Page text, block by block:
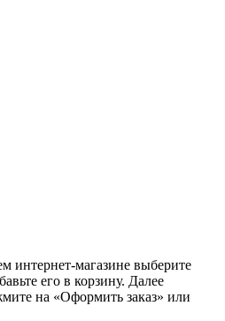
интернет-магазине выберите
его в корзину. Далее
на «Оформить заказ» или